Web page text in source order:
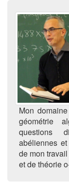
Mon
géométrie
questions
abéliennes
de mon
et de théorie